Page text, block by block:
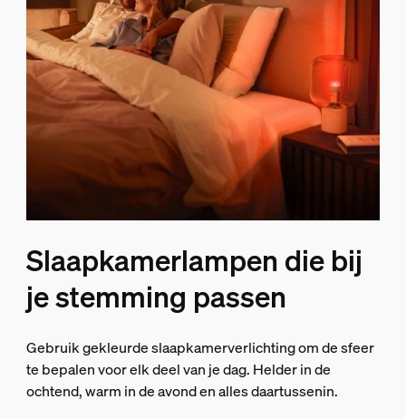
Slaapkamerlampen die bij
je stemming passen
Gebruik gekleurde slaapkamerverlichting om de sfeer
te bepalen voor elk deel van je dag. Helder in de
ochtend, warm in de avond en alles daartussenin.